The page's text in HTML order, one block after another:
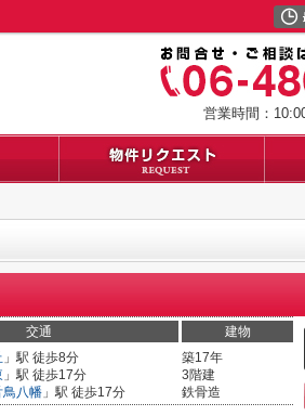
営業時間：
交通 建物
」駅 徒歩8分
」駅 徒歩17分
鳥八幡 」駅 徒歩17分
築17年
3階建
鉄骨造